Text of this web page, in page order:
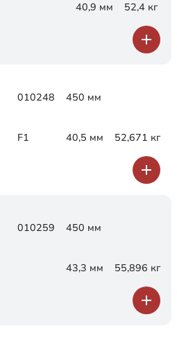
40,9 мм 52,4 кг
010248 450 мм
F1 40,5 мм 52,671 кг
010259 450 мм
43,3 мм 55,896 кг